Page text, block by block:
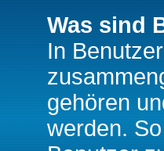
Was sind
In
gehören
werden.